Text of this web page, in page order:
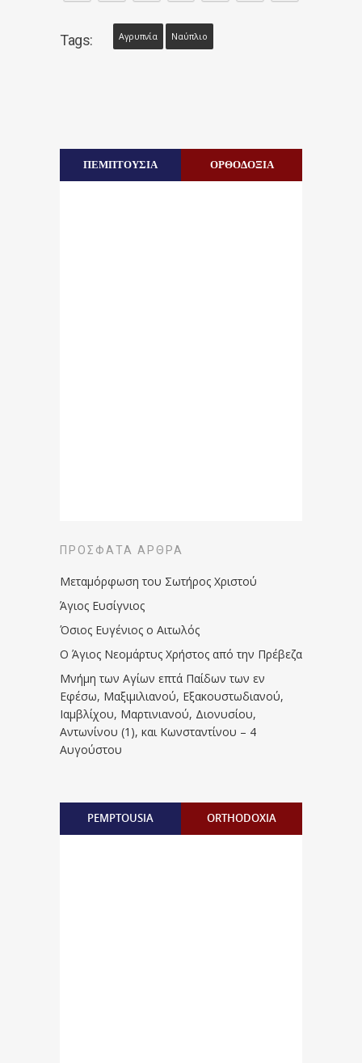
Tags: Αγρυπνία Ναύπλιο
ΠΕΜΠΤΟΥΣΙΑ ΟΡΘΟΔΟΞΙΑ
ΠΡΌΣΦΑΤΑ ΆΡΘΡΑ
Μεταμόρφωση του Σωτήρος Χριστού
Άγιος Ευσίγνιος
Όσιος Ευγένιος ο Αιτωλός
Ο Άγιος Νεομάρτυς Χρήστος από την Πρέβεζα
Μνήμη των Aγίων επτά Παίδων των εν
Eφέσω, Mαξιμιλιανού, Eξακουστωδιανού,
Iαμβλίχου, Mαρτινιανού, Διονυσίου,
Aντωνίνου (1), και Kωνσταντίνου – 4
Αυγούστου
PEMPTOUSIA ORTHODOXIA